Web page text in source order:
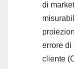
di
errore di
cliente